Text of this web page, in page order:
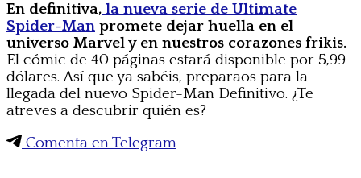
En definitiva, la nueva serie de Ultimate
Spider-Man promete dejar huella en el
universo Marvel y en nuestros corazones frikis.
El cómic de 40 páginas estará disponible por 5,99
dólares. Así que ya sabéis, preparaos para la
llegada del nuevo Spider-Man Definitivo. ¿Te
atreves a descubrir quién es?
Comenta en Telegram